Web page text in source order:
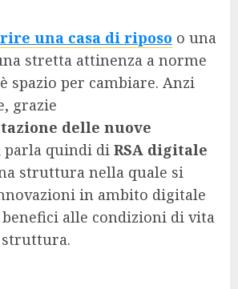
una casa di riposo o una
stretta attinenza a norme
spazio per cambiare. Anzi
grazie
delle nuove
parla quindi di RSA digitale
struttura nella quale si
in ambito digitale
alle condizioni di vita